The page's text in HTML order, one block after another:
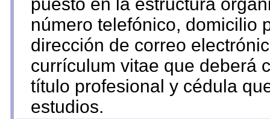
número telefónico, domicilio
dirección de correo
currículum vitae que deberá
título profesional y cédula
estudios.